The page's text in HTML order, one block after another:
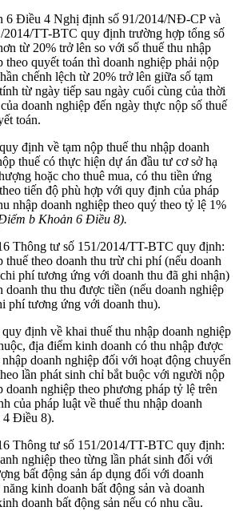
6 Điều 4 Nghị định số 91/2014/NĐ-CP và
TT-BTC quy định trường hợp tổng số
từ 20% trở lên so với số thuế thu nhập
theo quyết toán thì doanh nghiệp phải nộp
chếnh lệch từ 20% trở lên giữa số tạm
từ ngày tiếp sau ngày cuối cùng của thời
doanh nghiệp đến ngày thực nộp số thuế
toán.
định về tạm nộp thuế thu nhập doanh
thuế có thực hiện dự án đầu tư cơ sở hạ
hoặc cho thuê mua, có thu tiền ứng
tiến độ phù hợp với quy định của pháp
nhập doanh nghiệp theo quý theo tỷ lệ 1%
b Khoản 6 Điều 8).
Thông tư số 151/2014/TT-BTC quy định:
thuế theo doanh thu trừ chi phí (nếu doanh
phí tương ứng với doanh thu đã ghi nhận)
doanh thu thu được tiền (nếu doanh nghiệp
phí tương ứng với doanh thu).
định về khai thuế thu nhập doanh nghiệp
địa điểm kinh doanh có thu nhập được
doanh nghiệp đối với hoạt động chuyển
lần phát sinh chỉ bắt buộc với người nộp
doanh nghiệp theo phương pháp tỷ lệ trên
của pháp luật về thuế thu nhập doanh
4 Điều 8).
Thông tư số 151/2014/TT-BTC quy định:
nghiệp theo từng lần phát sinh đối với
bất động sản áp dụng đối với doanh
kinh doanh bất động sản và doanh
doanh bất động sản nếu có nhu cầu.